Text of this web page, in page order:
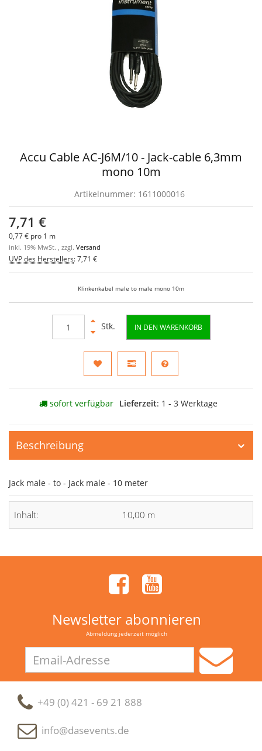
Accu Cable AC-J6M/10 - Jack-cable 6,3mm
mono 10m
Artikelnummer: 1611000016
7,71 €
0,77 € pro 1 m
inkl. 19% MwSt. , zzgl. Versand
UVP des Herstellers:7,71 €
Klinkenkabel male to male mono 10m
Stk. IN DEN WARENKORB
sofort verfügbar Lieferzeit: 1 - 3 Werktage
Beschreibung
Jack male - to - Jack male - 10 meter
Inhalt: 10,00 m
Newsletter abonnieren
Abmeldung jederzeit möglich
Adresse
+49 (0) 421 - 69 21 888
info@dasevents.de